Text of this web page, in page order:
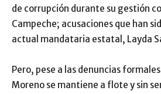
de corrupción durante su gestión
Campeche; acusaciones que han
actual mandataria estatal, Layda
Pero, pese a las denuncias
Moreno se mantiene a flote y sin